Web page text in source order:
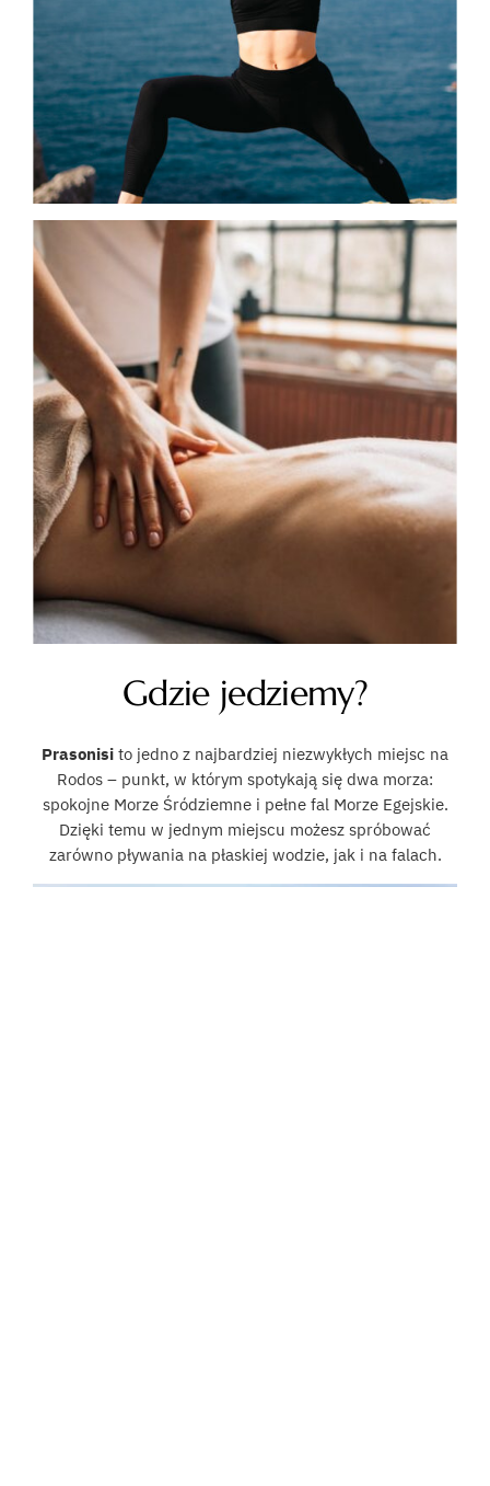
Gdzie jedziemy?
Prasonisi to jedno z najbardziej niezwykłych miejsc na
Rodos – punkt, w którym spotykają się dwa morza:
spokojne Morze Śródziemne i pełne fal Morze Egejskie.
Dzięki temu w jednym miejscu możesz spróbować
zarówno pływania na płaskiej wodzie, jak i na falach.